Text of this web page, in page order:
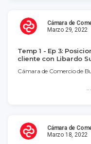
Cámara de
Marzo 29, 2022
Temp 1 - Ep 3:
cliente con Libardo
Cámara de Comercio de
Cámara de
Marzo 18, 2022